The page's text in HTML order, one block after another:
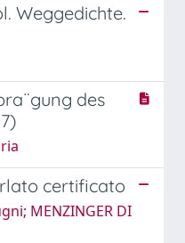
Weggedichte.
des
certificato
MENZINGER DI